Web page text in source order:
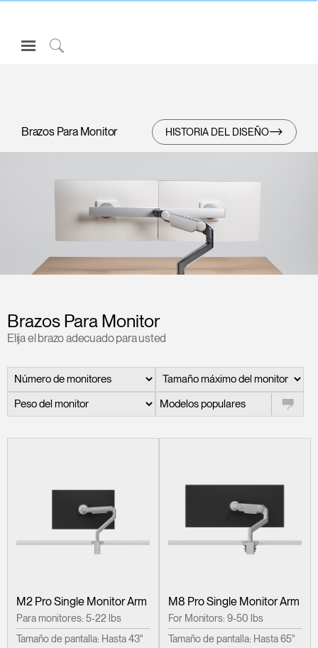
Open
Navigation
CONTACTE CON NOSOTROS
Partners
Cambiar región
Facebook
Twitter
Linkedin
Instagram
Humanscale
Pinterest
YouTube
Brazos Para Monitor HISTORIA DEL DISEÑO
Brazos Para Monitor
Elija el brazo adecuado para usted
Modelos populares
M2 Pro Single Monitor Arm
Para monitores: 5-22 lbs
Tamaño de pantalla: Hasta 43"
M8 Pro Single Monitor Arm
For Monitors: 9-50 lbs
Tamaño de pantalla: Hasta 65"